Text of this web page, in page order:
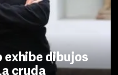
exhibe dibujos
cruda